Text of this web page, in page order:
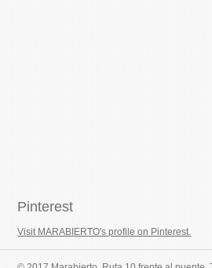
Pinterest
Visit MARABIERTO's profile on Pinterest.